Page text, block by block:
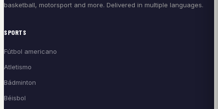
basketball, motorsport and more. Delivered in multiple languages.
SPORTS
Fútbol americano
Atletismo
Bádminton
Béisbol